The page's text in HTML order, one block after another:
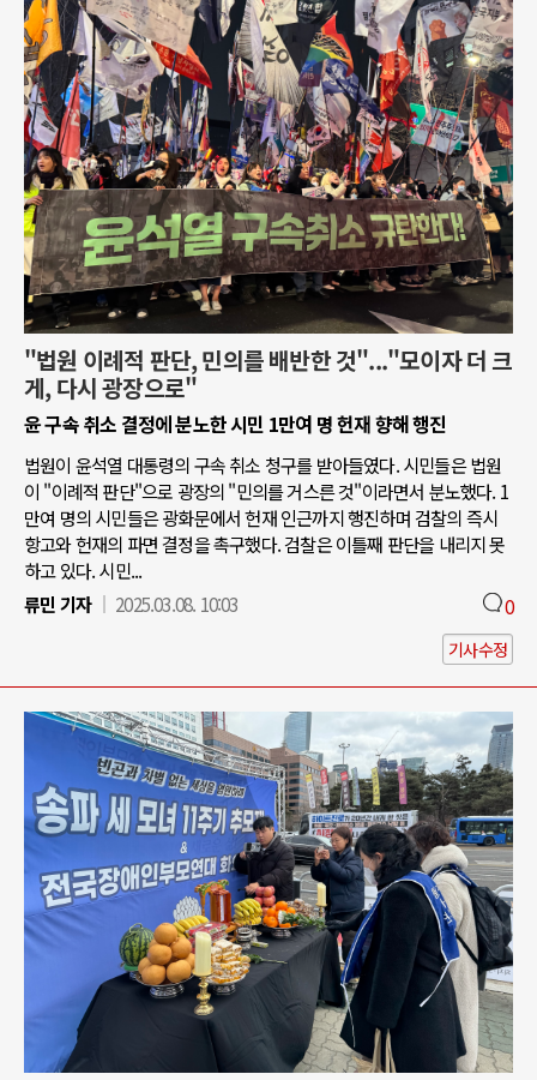
"법원 이례적 판단, 민의를 배반한 것"..."모이자 더 크
게, 다시 광장으로"
윤 구속 취소 결정에 분노한 시민 1만여 명 헌재 향해 행진
법원이 윤석열 대통령의 구속 취소 청구를 받아들였다. 시민들은 법원
이 "이례적 판단"으로 광장의 "민의를 거스른 것"이라면서 분노했다. 1
만여 명의 시민들은 광화문에서 헌재 인근까지 행진하며 검찰의 즉시
항고와 헌재의 파면 결정을 촉구했다. 검찰은 이틀째 판단을 내리지 못
하고 있다. 시민...
류민 기자
2025.03.08. 10:03 0
기사수정